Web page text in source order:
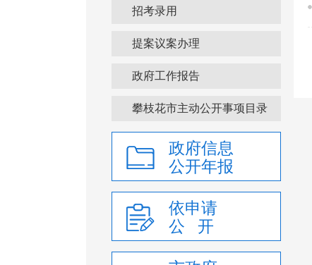
招考录用
提案议案办理
政府工作报告
攀枝花市主动公开事项目录
政府信息
公开年报
依申请
公 开